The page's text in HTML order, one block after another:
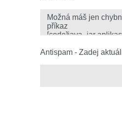
Antispam - Zadej